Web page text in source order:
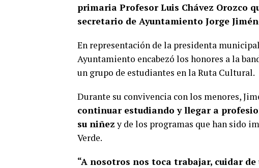
primaria Profesor Luis Chávez Orozco
secretario de Ayuntamiento Jorge
En representación de la presidenta
Ayuntamiento encabezó los honores a la
un grupo de estudiantes en la Ruta Cultural.
Durante su convivencia con los menores,
continuar estudiando y llegar a
su niñezy de los programas que han sido
Verde.
“A nosotros nos toca trabajar, cuidar